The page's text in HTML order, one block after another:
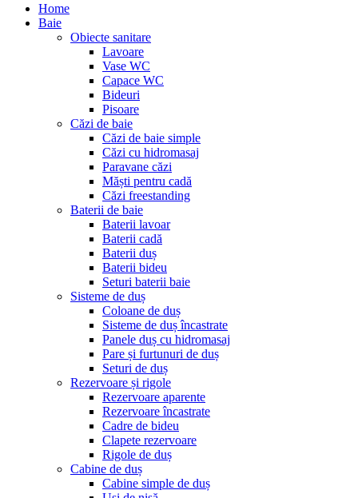
Home
Baie
Obiecte sanitare
Lavoare
Vase WC
Capace WC
Bideuri
Pisoare
Căzi de baie
Căzi de baie simple
Căzi cu hidromasaj
Paravane căzi
Măști pentru cadă
Căzi freestanding
Baterii de baie
Baterii lavoar
Baterii cadă
Baterii duș
Baterii bideu
Seturi baterii baie
Sisteme de duș
Coloane de duș
Sisteme de duș încastrate
Panele duș cu hidromasaj
Pare și furtunuri de duș
Seturi de duș
Rezervoare și rigole
Rezervoare aparente
Rezervoare încastrate
Cadre de bideu
Clapete rezervoare
Rigole de duș
Cabine de duș
Cabine simple de duș